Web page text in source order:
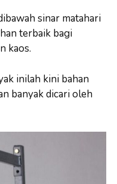
sinar matahari
terbaik bagi
kaos.
inilah kini bahan
banyak dicari oleh